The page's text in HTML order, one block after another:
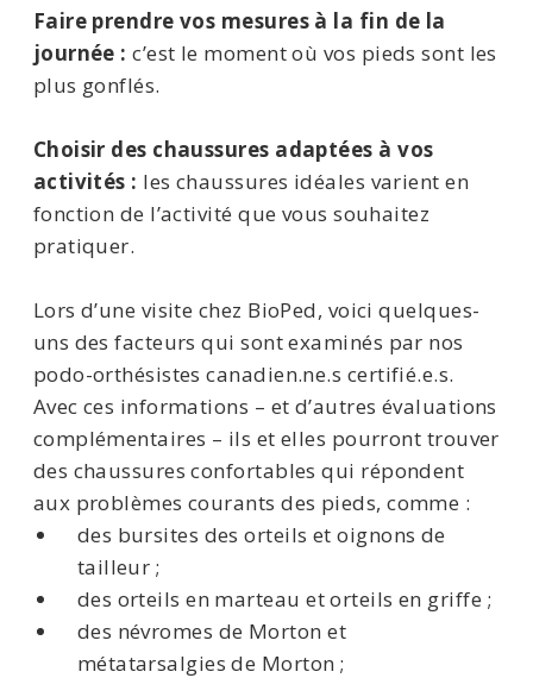
Faire prendre vos mesures à la fin de la
journée : c’est le moment où vos pieds sont les
plus gonflés.
Choisir des chaussures adaptées à vos
activités : les chaussures idéales varient en
fonction de l’activité que vous souhaitez
pratiquer.
Lors d’une visite chez BioPed, voici quelques-
uns des facteurs qui sont examinés par nos
podo-orthésistes canadien.ne.s certifié.e.s.
Avec ces informations – et d’autres évaluations
complémentaires – ils et elles pourront trouver
des chaussures confortables qui répondent
aux problèmes courants des pieds, comme :
des bursites des orteils et oignons de
tailleur ;
des orteils en marteau et orteils en griffe ;
des névromes de Morton et
métatarsalgies de Morton ;